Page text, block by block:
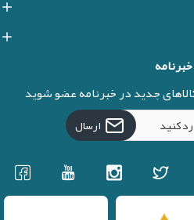
خبرنامه
جدید در خبرنامه عضو شوید
ارسال